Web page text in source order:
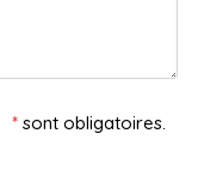
* sont obligatoires.